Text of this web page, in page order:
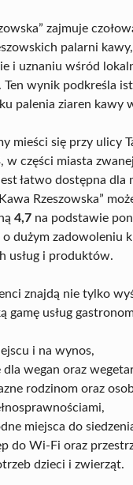
zajmuje
palarni
i uznaniu wśród
Ten wynik podkreśla
palenia ziaren kawy
mieści się przy ulicy
w części miasta
łatwo dostępna dla
Rzeszowska”
4,7 na podstawie
o dużym zadowoleniu
usług i produktów.
znajdą nie tylko
gamę usług
i na wynos,
dla wegan oraz
rodzinom oraz
miejsca do
do Wi-Fi oraz
dzieci i zwierząt.